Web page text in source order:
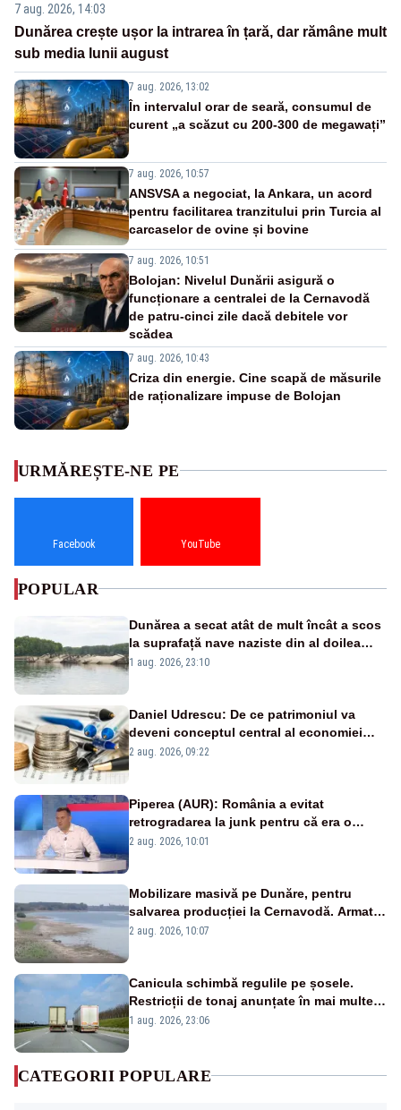
7 aug. 2026, 14:03
Dunărea crește ușor la intrarea în țară, dar rămâne mult
sub media lunii august
7 aug. 2026, 13:02
În intervalul orar de seară, consumul de
curent „a scăzut cu 200-300 de megawați”
7 aug. 2026, 10:57
ANSVSA a negociat, la Ankara, un acord
pentru facilitarea tranzitului prin Turcia al
carcaselor de ovine și bovine
7 aug. 2026, 10:51
Bolojan: Nivelul Dunării asigură o
funcționare a centralei de la Cernavodă
de patru-cinci zile dacă debitele vor
scădea
7 aug. 2026, 10:43
Criza din energie. Cine scapă de măsurile
de raționalizare impuse de Bolojan
URMĂREȘTE-NE PE
Facebook YouTube
POPULAR
Dunărea a secat atât de mult încât a scos
la suprafață nave naziste din al doilea
război mondial
1 aug. 2026, 23:10
Daniel Udrescu: De ce patrimoniul va
deveni conceptul central al economiei
viitoare?
2 aug. 2026, 09:22
Piperea (AUR): România a evitat
retrogradarea la junk pentru că era o
catastrofă pentru bănci și fondurile de
2 aug. 2026, 10:01
Mobilizare masivă pe Dunăre, pentru
salvarea producției la Cernavodă. Armata
va detona o stâncă și va devia apa
2 aug. 2026, 10:07
Canicula schimbă regulile pe șosele.
Restricții de tonaj anunțate în mai multe
județe
1 aug. 2026, 23:06
CATEGORII POPULARE